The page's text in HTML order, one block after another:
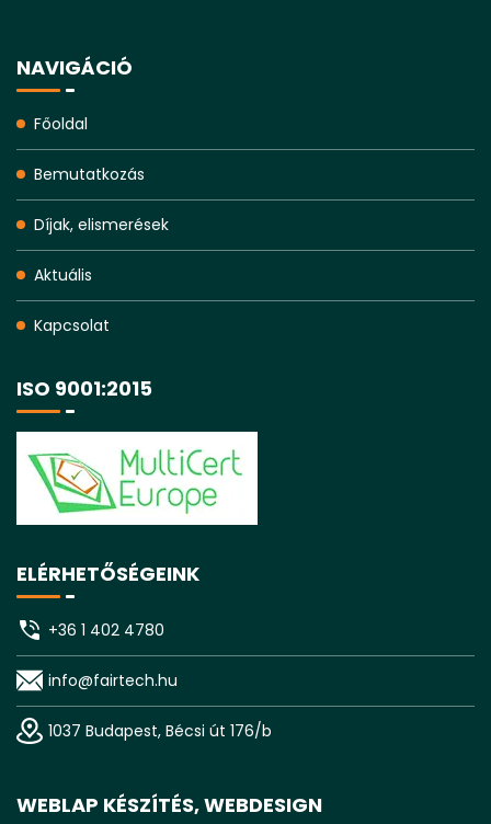
NAVIGÁCIÓ
Főoldal
Bemutatkozás
Díjak, elismerések
Aktuális
Kapcsolat
ISO 9001:2015
ELÉRHETŐSÉGEINK
+36 1 402 4780
info@fairtech.hu
1037 Budapest, Bécsi út 176/b
WEBLAP KÉSZÍTÉS, WEBDESIGN